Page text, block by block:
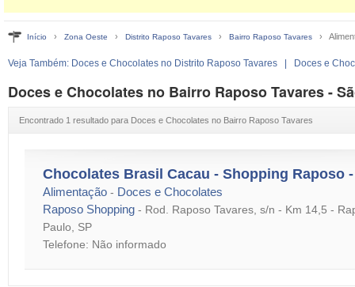
Início › Zona Oeste › Distrito Raposo Tavares › Bairro Raposo Tavares ›
Veja Também: Doces e Chocolates no Distrito Raposo Tavares Doces e
Doces e Chocolates no Bairro Raposo Tavares -
Encontrado 1 resultado para Doces e Chocolates no Bairro Raposo Tavares
Chocolates Brasil Cacau - Shopping Raposo
Alimentação - Doces e Chocolates
Raposo Shopping - Rod. Raposo Tavares, s/n - Km 14,5 -
Paulo, SP
Telefone: Não informado